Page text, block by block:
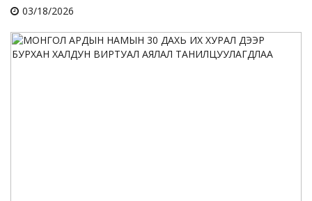
03/18/2026